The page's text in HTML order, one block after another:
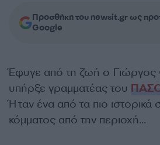
Προσθήκη του newsit.gr ως
Google
Έφυγε από τη ζωή ο
υπήρξε γραμματέας του
Ήταν ένα από τα πιο ιστορικά
κόμματος από την περιοχή…